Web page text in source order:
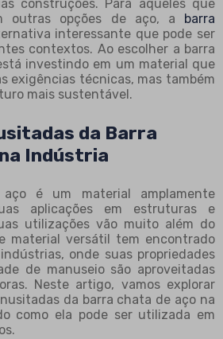
construções. Para aqueles que
outras opções de aço, a
barra
interessante que pode ser
contextos. Ao escolher a barra
investindo em um material que
exigências técnicas, mas também
mais sustentável.
da Barra
Indústria
é um material amplamente
aplicações em estruturas e
utilizações vão muito além do
material versátil tem encontrado
onde suas propriedades
de manuseio são aproveitadas
Neste artigo, vamos explorar
da barra chata de aço na
como ela pode ser utilizada em